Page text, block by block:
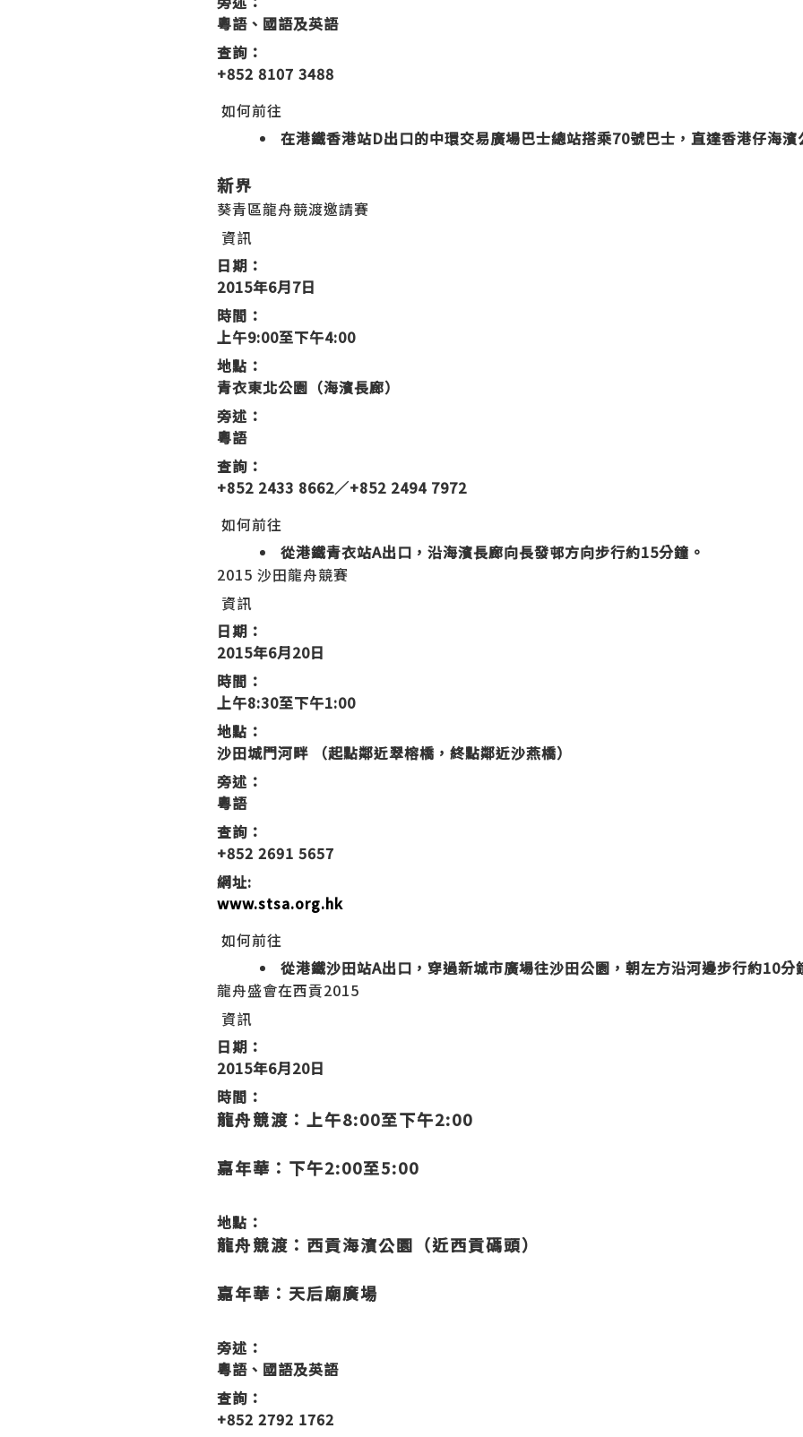
粵語、國語及英語
查詢：
+852 8107 3488
如何前往
在港鐵香港站D出口的中環交易廣場巴士總站搭乘70號巴士，直達香港仔海濱
新界
葵青區龍舟競渡邀請賽
資訊
日期：
2015年6月7日
時間：
上午9:00至下午4:00
地點：
青衣東北公園（海濱長廊）
旁述：
粵語
查詢：
+852 2433 8662／+852 2494 7972
如何前往
從港鐵青衣站A出口，沿海濱長廊向長發邨方向步行約15分鐘。
2015 沙田龍舟競賽
資訊
日期：
2015年6月20日
時間：
上午8:30至下午1:00
地點：
沙田城門河畔 （起點鄰近翠榕橋，終點鄰近沙燕橋）
旁述：
粵語
查詢：
+852 2691 5657
網址:
www.stsa.org.hk
如何前往
從港鐵沙田站A出口，穿過新城市廣場往沙田公園，朝左方沿河邊步行約10分
龍舟盛會在西貢2015
資訊
日期：
2015年6月20日
時間：
龍舟競渡：上午8:00至下午2:00
嘉年華：下午2:00至5:00
地點：
龍舟競渡：西貢海濱公園（近西貢碼頭）
嘉年華：天后廟廣場
旁述：
粵語、國語及英語
查詢：
+852 2792 1762